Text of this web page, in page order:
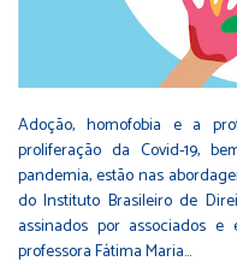
Adoção, homofobia e a
proliferação da Covid-19,
pandemia, estão nas
do Instituto Brasileiro de
assinados por associados
professora Fátima Maria…